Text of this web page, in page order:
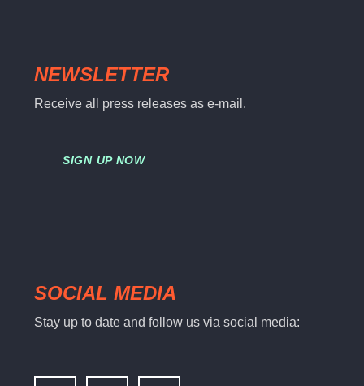
NEWSLETTER
Receive all press releases as e-mail.
SIGN UP NOW
SOCIAL MEDIA
Stay up to date and follow us via social media: